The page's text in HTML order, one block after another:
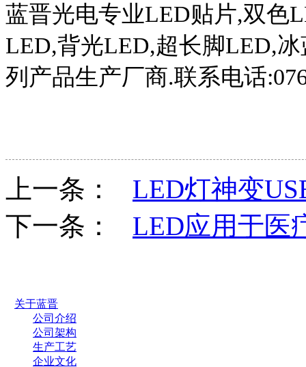
蓝晋光电专业LED贴片,双色
LED,背光LED,超长脚LED,
列产品生产厂商.联系电话
上一条： LED灯神变
下一条： LED应用于医
关于蓝晋
公司介绍
公司架构
生产工艺
企业文化